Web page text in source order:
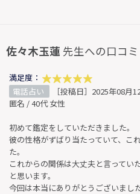
佐々木玉蓮 先生への口コミ
満足度：
電話占い
［投稿日］2025年08月
匿名 / 40代 女性
初めて鑑定をしていただきました。
彼の性格がずばり当たっていて、こ
た。
これからの関係は大丈夫と言ってい
と思います。
今回は本当にありがとうございまし